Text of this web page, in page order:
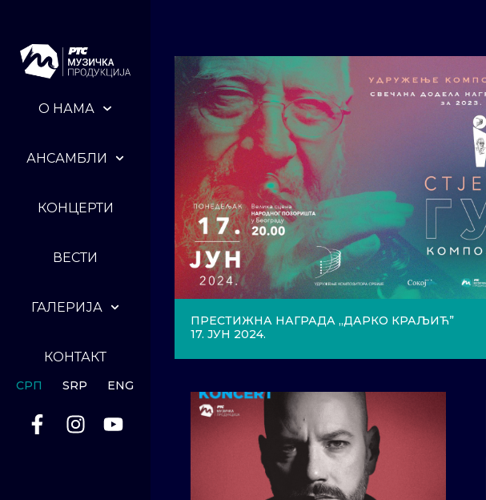
О НАМА
АНСАМБЛИ
КОНЦЕРТИ
ВЕСТИ
ГАЛЕРИЈА
КОНТАКТ
СРП SRP ENG
ПРЕСТИЖНА НАГРАДА „ДАРКО КРАЉИЋ”
17. ЈУН 2024.